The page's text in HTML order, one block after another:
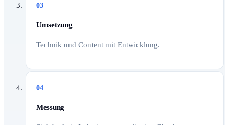
03
Umsetzung
Technik und Content mit Entwicklung.
04
Messung